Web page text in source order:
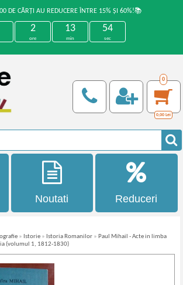
DE CĂRȚI AU REDUCERE ÎNTRE 15% ȘI 60%!📚
2
ore
13
min
54
sec
0
0,00 Lei
Noutati Reduceri
» Istorie » Istoria Romanilor » Paul Mihail - Acte in limba
(volumul 1, 1812-1830)